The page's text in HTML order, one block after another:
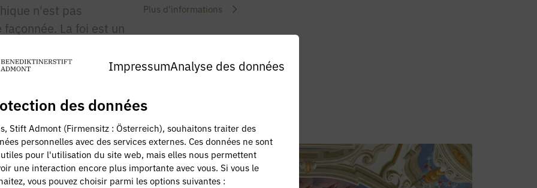
n'est pas
La foi est un
Plus d'informations
20.08.2020
ImpressumAnalyse des données
des données
Stift Admont (Firmensitz : Österreich), souhaitons traiter des
personnelles avec des services externes. Ces données ne sont
pour l'utilisation du site web, mais elles nous permettent
une interaction encore plus importante avec vous. Si vous le
vous pouvez choisir parmi les options suivantes :